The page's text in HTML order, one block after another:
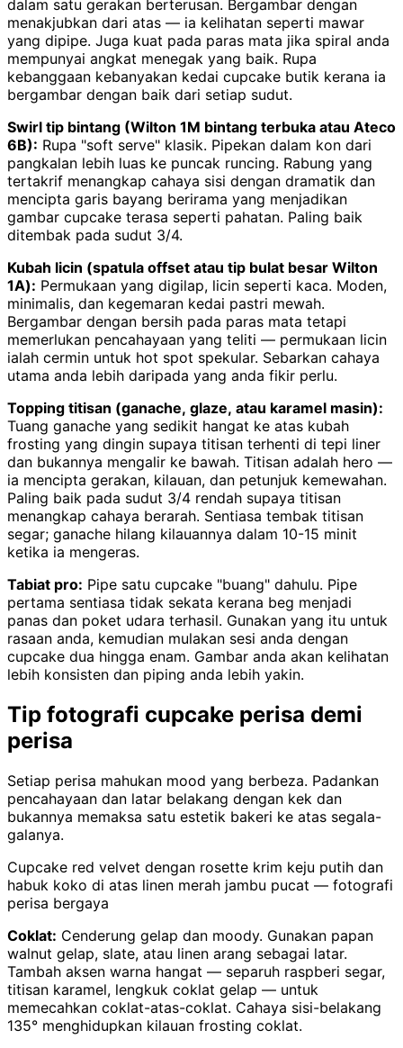
dalam satu gerakan berterusan. Bergambar dengan
menakjubkan dari atas — ia kelihatan seperti mawar
yang dipipe. Juga kuat pada paras mata jika spiral anda
mempunyai angkat menegak yang baik. Rupa
kebanggaan kebanyakan kedai cupcake butik kerana ia
bergambar dengan baik dari setiap sudut.
Swirl tip bintang (Wilton 1M bintang terbuka atau Ateco
6B): Rupa "soft serve" klasik. Pipekan dalam kon dari
pangkalan lebih luas ke puncak runcing. Rabung yang
tertakrif menangkap cahaya sisi dengan dramatik dan
mencipta garis bayang berirama yang menjadikan
gambar cupcake terasa seperti pahatan. Paling baik
ditembak pada sudut 3/4.
Kubah licin (spatula offset atau tip bulat besar Wilton
1A): Permukaan yang digilap, licin seperti kaca. Moden,
minimalis, dan kegemaran kedai pastri mewah.
Bergambar dengan bersih pada paras mata tetapi
memerlukan pencahayaan yang teliti — permukaan licin
ialah cermin untuk hot spot spekular. Sebarkan cahaya
utama anda lebih daripada yang anda fikir perlu.
Topping titisan (ganache, glaze, atau karamel masin):
Tuang ganache yang sedikit hangat ke atas kubah
frosting yang dingin supaya titisan terhenti di tepi liner
dan bukannya mengalir ke bawah. Titisan adalah hero —
ia mencipta gerakan, kilauan, dan petunjuk kemewahan.
Paling baik pada sudut 3/4 rendah supaya titisan
menangkap cahaya berarah. Sentiasa tembak titisan
segar; ganache hilang kilauannya dalam 10-15 minit
ketika ia mengeras.
Tabiat pro: Pipe satu cupcake "buang" dahulu. Pipe
pertama sentiasa tidak sekata kerana beg menjadi
panas dan poket udara terhasil. Gunakan yang itu untuk
rasaan anda, kemudian mulakan sesi anda dengan
cupcake dua hingga enam. Gambar anda akan kelihatan
lebih konsisten dan piping anda lebih yakin.
Tip fotografi cupcake perisa demi
perisa
Setiap perisa mahukan mood yang berbeza. Padankan
pencahayaan dan latar belakang dengan kek dan
bukannya memaksa satu estetik bakeri ke atas segala-
galanya.
Cupcake red velvet dengan rosette krim keju putih dan
habuk koko di atas linen merah jambu pucat — fotografi
perisa bergaya
Coklat: Cenderung gelap dan moody. Gunakan papan
walnut gelap, slate, atau linen arang sebagai latar.
Tambah aksen warna hangat — separuh raspberi segar,
titisan karamel, lengkuk coklat gelap — untuk
memecahkan coklat-atas-coklat. Cahaya sisi-belakang
135° menghidupkan kilauan frosting coklat.